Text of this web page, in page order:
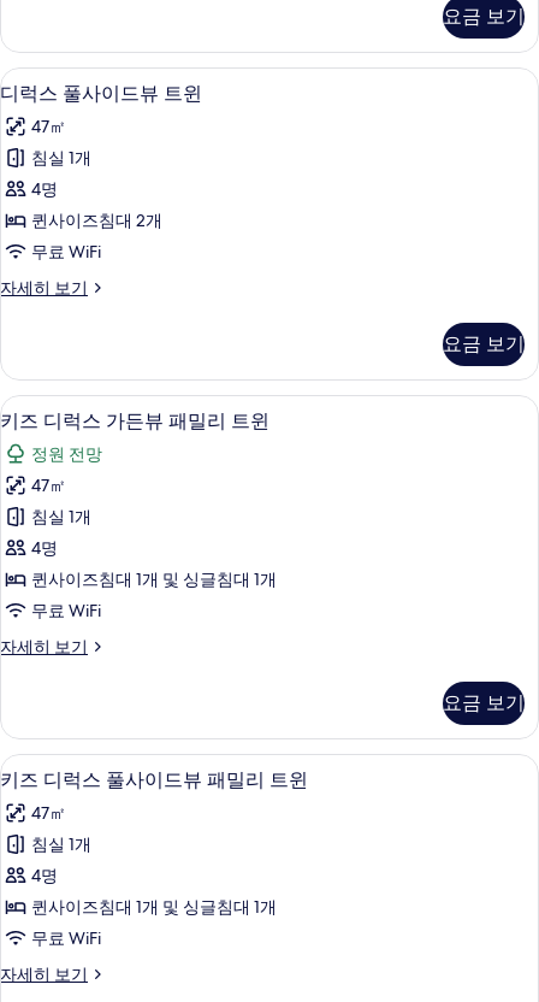
모
두
보
기
든
뷰
트
윈
자
세
보
기
요금 보기
디
럭
스
풀
사
이
드
뷰
윈
사
진
모
두
보
기
고급 침구, 객실 내 금고, 암막 커튼, 무
6
디럭스 풀사이드뷰 트윈
47㎡
침실 1개
4명
퀸사이즈침대 2개
무료 WiFi
자세히 보기
디
사
이
드
뷰
트
윈
자
세
히
보
기
요금 보기
키
즈
디
럭
스
가
든
뷰
패
리
트
윈
사
진
모
두
보
기
고급 침구, 객실 내 금고, 암막 커튼, 무
4
키즈 디럭스 가든뷰 패밀리 트윈
정원 전망
47㎡
침실 1개
4명
퀸사이즈침대 1개 및 싱글침대 1개
무료 WiFi
자세히 보기
키
스
가
든
뷰
패
밀
트
윈
자
세
히
요금 보기
키
즈
디
럭
스
풀
사
이
고급 침구, 객실 내 금고, 암막 커튼, 무
4
키즈 디럭스 풀사이드뷰 패밀리 트윈
47㎡
침실 1개
4명
퀸사이즈침대 1개 및 싱글침대 1개
무료 WiFi
자세히 보기
키